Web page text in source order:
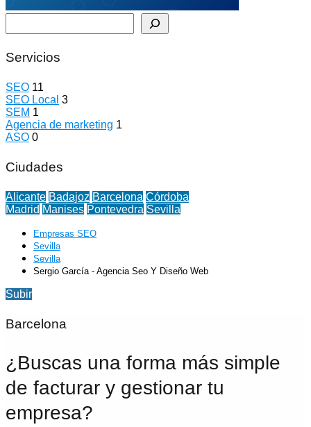
Servicios
SEO 11
SEO Local 3
SEM 1
Agencia de marketing 1
ASO 0
Ciudades
Alicante Badajoz Barcelona Córdoba
Madrid Manises Pontevedra Sevilla
Empresas SEO
Sevilla
Sevilla
Sergio García - Agencia Seo Y Diseño Web
Subir
Barcelona
¿Buscas una forma más simple
de facturar y gestionar tu
empresa?